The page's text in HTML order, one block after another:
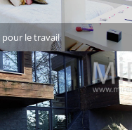
pour le travail